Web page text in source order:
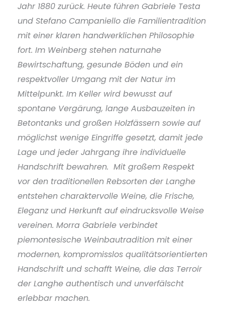
Jahr 1880 zurück. Heute führen Gabriele Testa
und Stefano Campaniello die Familientradition
mit einer klaren handwerklichen Philosophie
fort. Im Weinberg stehen naturnahe
Bewirtschaftung, gesunde Böden und ein
respektvoller Umgang mit der Natur im
Mittelpunkt. Im Keller wird bewusst auf
spontane Vergärung, lange Ausbauzeiten in
Betontanks und großen Holzfässern sowie auf
möglichst wenige Eingriffe gesetzt, damit jede
Lage und jeder Jahrgang ihre individuelle
Handschrift bewahren. Mit großem Respekt
vor den traditionellen Rebsorten der Langhe
entstehen charaktervolle Weine, die Frische,
Eleganz und Herkunft auf eindrucksvolle Weise
vereinen. Morra Gabriele verbindet
piemontesische Weinbautradition mit einer
modernen, kompromisslos qualitätsorientierten
Handschrift und schafft Weine, die das Terroir
der Langhe authentisch und unverfälscht
erlebbar machen.